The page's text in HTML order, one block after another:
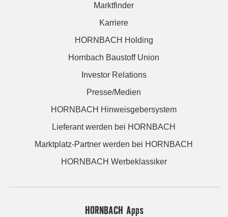
Marktfinder
Karriere
HORNBACH Holding
Hornbach Baustoff Union
Investor Relations
Presse/Medien
HORNBACH Hinweisgebersystem
Lieferant werden bei HORNBACH
Marktplatz-Partner werden bei HORNBACH
HORNBACH Werbeklassiker
HORNBACH Apps